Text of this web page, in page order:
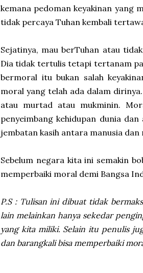
kemana pedoman keyakinan yang
tidak percaya Tuhan kembali
Sejatinya, mau berTuhan atau
Dia tidak tertulis tetapi tertanam
bermoral itu bukan salah
moral yang telah ada dalam
atau murtad atau mukminin.
penyeimbang kehidupan dunia
jembatan kasih antara manusia dan
Sebelum negara kita ini semakin
memperbaiki moral demi Bangsa
P.S : Tulisan ini dibuat tidak
lain melainkan hanya sekedar
yang kita miliki. Selain itu penulis
dan barangkali bisa memperbaiki